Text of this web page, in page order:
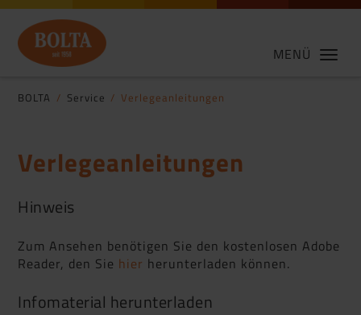
MENÜ
BOLTA Service Verlegeanleitungen
Verlegeanleitungen
Hinweis
Zum Ansehen benötigen Sie den kostenlosen Adobe
Reader, den Sie hier herunterladen können.
Infomaterial herunterladen